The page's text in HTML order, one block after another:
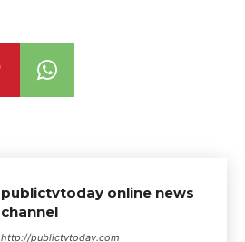
publictvtoday online news
channel
http://publictvtoday.com